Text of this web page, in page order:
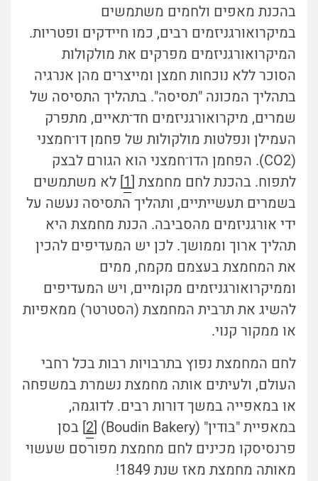
בהכנת מאפים ולחמים משתמשים
במיקרואורגניזמים רבים, כמו חיידקים ופטריות.
המיקרואורגניזמים מפרקים את מולקולות
הסוכר ללא נוכחות חמצן ומייצרים מהן אנרגיה
בתהליך המכונה "תסיסה". בתהליך התסיסה של
שמרים, מיקרואורגניזמים חד־תאיים, מתפרק
העמילן ונפלטות מולקולות של פחמן דו־חמצני
(CO
2
). הפחמן הדו־חמצני הוא הגורם לבצק
לתפוח. בהכנת לחם מחמצת [
1] לא משתמשים
בשמרים תעשייתיים, ותהליך התסיסה נעשה על
ידי אורגניזמים מהסביבה. הכנת מחמצת היא
תהליך ארוך וממושך. לכן יש המעדיפים להכין
את המחמצת בעצמם מקמח, ממים
וממיקרואורגניזמים מקומיים, ויש המעדיפים
להשיג את תרבית המחמצת (הסטרטר) ממאפיות
או ממקור קנוי.
לחם המחמצת נפוץ בתרבויות רבות בכל רחבי
העולם, ולעיתים אותה מחמצת נשמרת במשפחה
או במאפייה במשך דורות רבים. לדוגמה,
במאפיית "בּוּדין" (
Boudin Bakery
) [
2] בסן
פרנסיסקו מכינים לחם מחמצת מפורסם שעשוי
מאותה מחמצת מאז שנת 1849!